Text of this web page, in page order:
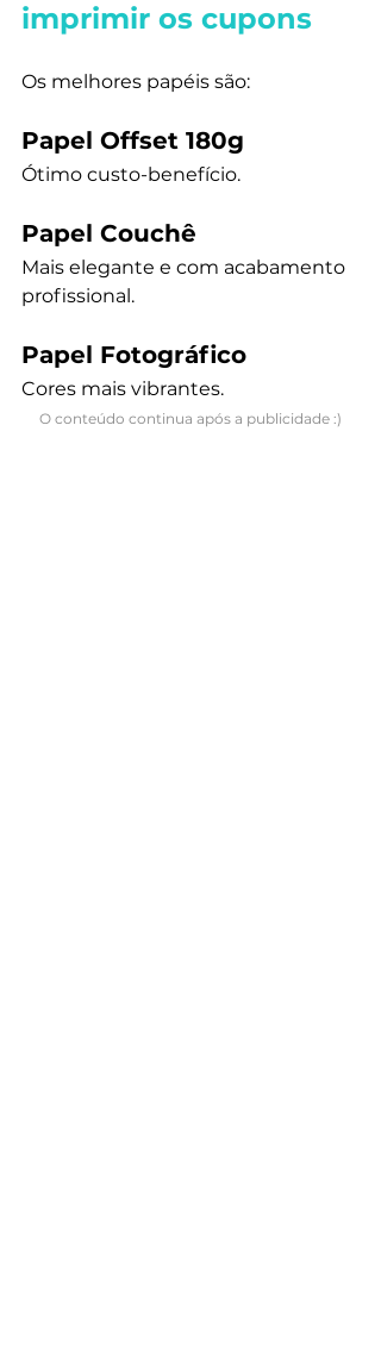
imprimir os cupons
Os melhores papéis são:
Papel Offset 180g
Ótimo custo-benefício.
Papel Couchê
Mais elegante e com acabamento
profissional.
Papel Fotográfico
Cores mais vibrantes.
O conteúdo continua após a publicidade :)